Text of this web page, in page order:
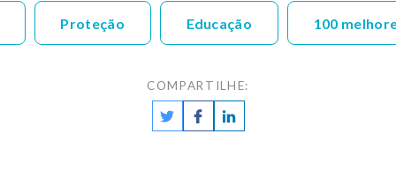
Proteção Educação 100
COMPARTILHE: